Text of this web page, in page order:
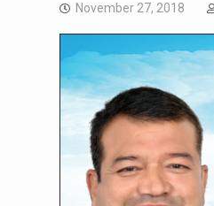
November 27, 2018